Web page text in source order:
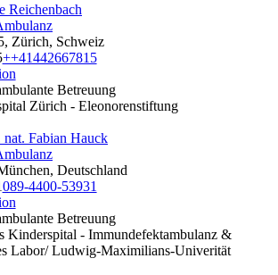
Reichenbach
Zürich, Schweiz
++41442667815
Betreuung
Zürich - Eleonorenstiftung
Fabian Hauck
Deutschland
089-4400-53931
Betreuung
Kinderspital - Immundefektambulanz &
Labor/ Ludwig-Maximilians-Univerität